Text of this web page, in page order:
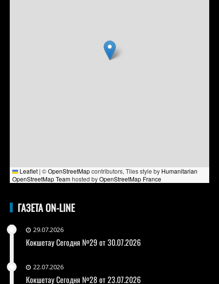
Leaflet | ©OpenStreetMapcontributors, Tiles style by Humanitarian
OpenStreetMap Teamhosted byOpenStreetMap France
ГАЗЕТА ON-LINE
29.07.2026
Кокшетау Сегодня №29 от 30.07.2026
22.07.2026
Кокшетау Сегодня №28 от 23.07.2026